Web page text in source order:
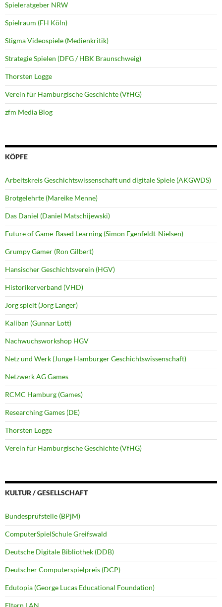
Spieleratgeber NRW
Spielraum (FH Köln)
Stigma Videospiele (Medienkritik)
Strategie Spielen (DFG / HBK Braunschweig)
Thorsten Logge
Verein für Hamburgische Geschichte (VfHG)
zfm Media Blog
KÖPFE
Arbeitskreis Geschichtswissenschaft und digitale Spiele (AKGWDS)
Brotgelehrte (Mareike Menne)
Das Daniel (Daniel Matschijewski)
Future of Game-Based Learning (Simon Egenfeldt-Nielsen)
Grumpy Gamer (Ron Gilbert)
Hansischer Geschichtsverein (HGV)
Historikerverband (VHD)
Jörg spielt (Jörg Langer)
Kaliban (Gunnar Lott)
Nachwuchsworkshop HGV
Netz und Werk (Junge Hamburger Geschichtswissenschaft)
Netzwerk AG Games
RCMC Hamburg (Games)
Researching Games (DE)
Thorsten Logge
Verein für Hamburgische Geschichte (VfHG)
KULTUR / GESELLSCHAFT
Bundesprüfstelle (BPjM)
ComputerSpielSchule Greifswald
Deutsche Digitale Bibliothek (DDB)
Deutscher Computerspielpreis (DCP)
Edutopia (George Lucas Educational Foundation)